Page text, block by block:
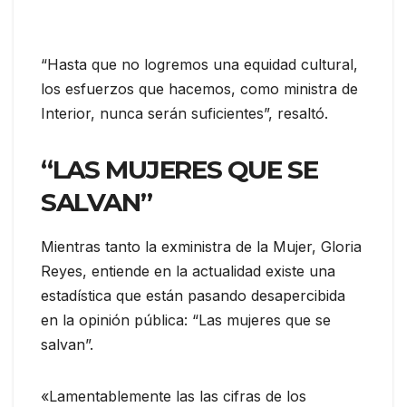
“Hasta que no logremos una equidad cultural,
los esfuerzos que hacemos, como ministra de
Interior, nunca serán suficientes”, resaltó.
“LAS MUJERES QUE SE
SALVAN”
Mientras tanto la exministra de la Mujer, Gloria
Reyes, entiende en la actualidad existe una
estadística que están pasando desapercibida
en la opinión pública: “Las mujeres que se
salvan”.
«Lamentablemente las las cifras de los